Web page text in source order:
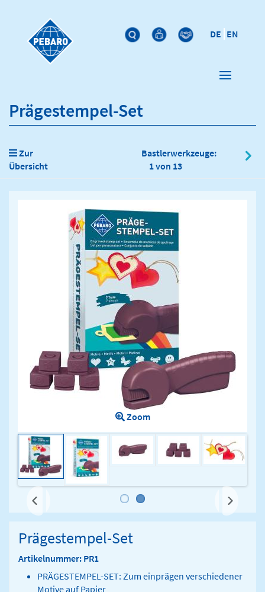
DE EN
Prägestempel-Set
Zur
Übersicht
Bastlerwerkzeuge:
1 von 13
Zoom
Next
Prägestempel-Set
Artikelnummer: PR1
PRÄGESTEMPEL-SET: Zum einprägen verschiedener
Motive auf Papier